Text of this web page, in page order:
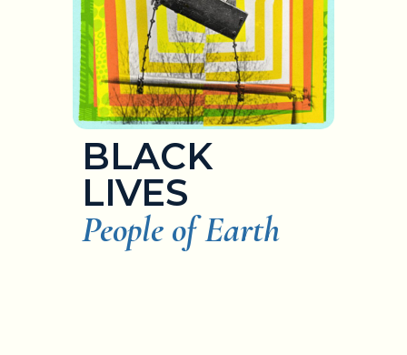
BLACK
LIVES
People of Earth